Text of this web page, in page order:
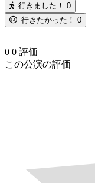
行きました！ 0
行きたかった！ 0
0 0 評価
この公演の評価